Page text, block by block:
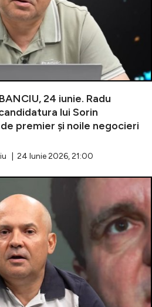
24 iunie. Radu
lui Sorin
premier și noile negocieri
| 24 Iunie 2026, 21:00